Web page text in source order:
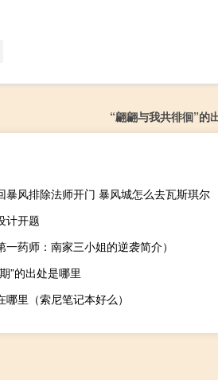
“翩翩与我共徘徊”的
暴风排除法师开门 暴风城怎么去瓦斯琪尔
计开题
药师：南家三小姐的逆袭简介）
”的出处是哪里
里（索尼笔记本好么）